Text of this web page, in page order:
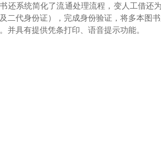
还系统简化了流通处理流程，变人工借还
二代身份证），完成身份验证，将多本图
并具有提供凭条打印、语音提示功能。